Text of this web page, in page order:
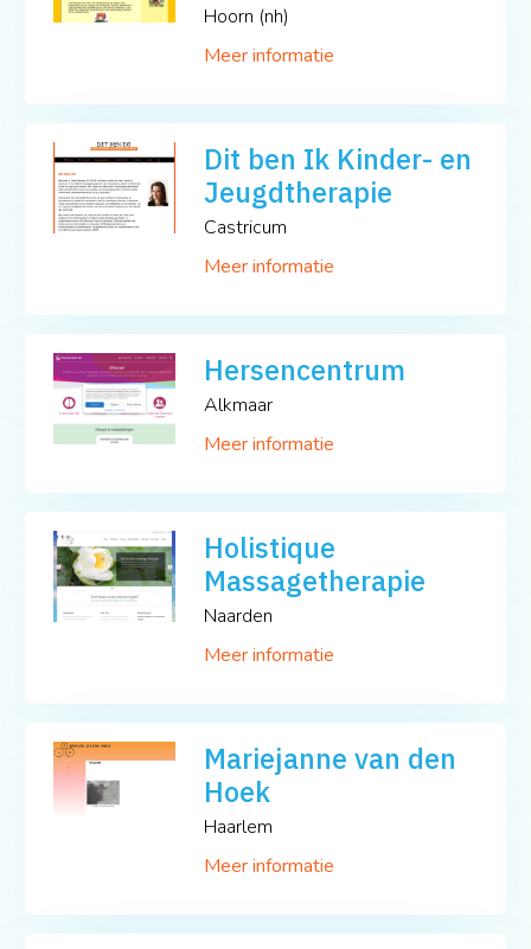
Hoorn (nh)
Meer informatie
Dit ben Ik Kinder- en
Jeugdtherapie
Castricum
Meer informatie
Hersencentrum
Alkmaar
Meer informatie
Holistique
Massagetherapie
Naarden
Meer informatie
Mariejanne van den
Hoek
Haarlem
Meer informatie